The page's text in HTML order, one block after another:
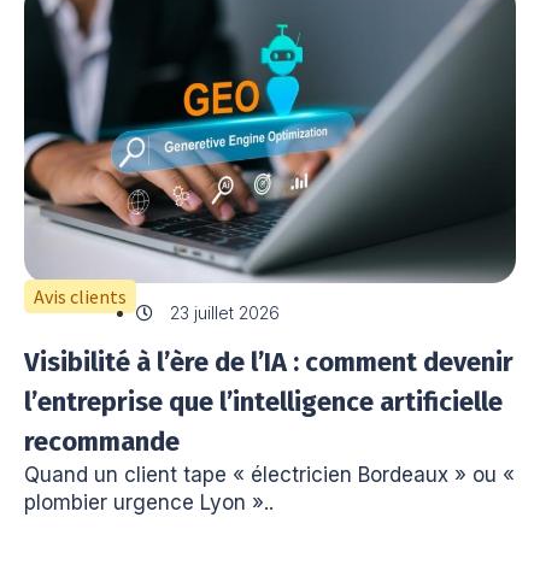
Avis clients
23 juillet 2026
Visibilité à l’ère de l’IA : comment devenir
l’entreprise que l’intelligence artificielle
recommande
Quand un client tape « électricien Bordeaux » ou «
plombier urgence Lyon »..